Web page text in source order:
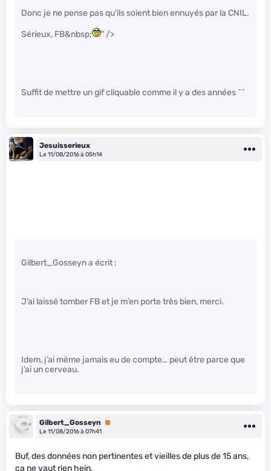
Donc je ne pense pas qu’ils soient bien ennuyés par la CNIL.
Sérieux, FB&nbsp; " />
Suffit de mettre un gif cliquable comme il y a des années ^^
Jesuisserieux
Le 11/08/2016 à 05h14
Gilbert_Gosseyn a écrit :
J’ai laissé tomber FB et je m’en porte très bien, merci.
Idem, j’ai même jamais eu de compte… peut être parce que
j’ai un cerveau.
Gilbert_Gosseyn
Premium
Le 11/08/2016 à 07h41
Buf, des données non pertinentes et vieilles de plus de 15 ans,
ça ne vaut rien hein.